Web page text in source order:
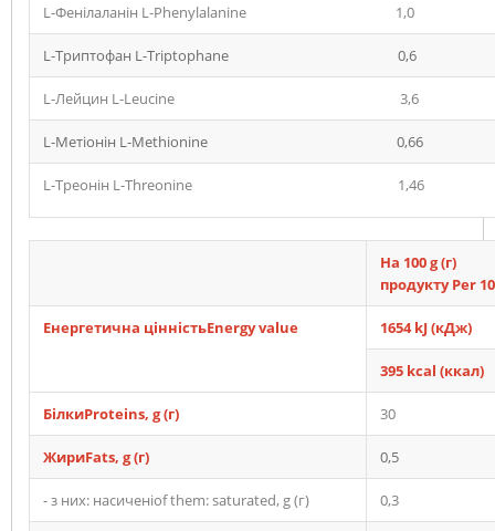
L-Фенілаланін L-Phenylalanine 1,0
L-Триптофан L-Triptophane 0,6
L-Лейцин L-Leucine 3,6
L-Метіонін L-Methionine 0,66
L-Треонін L-Threonine 1,46
На 100g(г)
продукту Per
Енергетична цінністьEnergy value 1654 kJ (кДж)
395 kcal (ккал)
БілкиProteins, g (г) 30
ЖириFats, g (г) 0,5
- з них: насиченіof them: saturated, g (г) 0,3